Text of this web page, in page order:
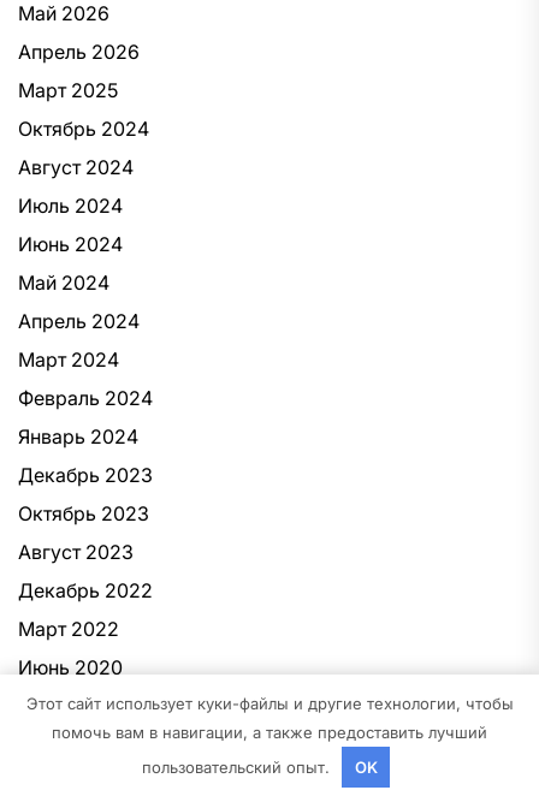
Май 2026
Апрель 2026
Март 2025
Октябрь 2024
Август 2024
Июль 2024
Июнь 2024
Май 2024
Апрель 2024
Март 2024
Февраль 2024
Январь 2024
Декабрь 2023
Октябрь 2023
Август 2023
Декабрь 2022
Март 2022
Июнь 2020
Май 2020
Декабрь 2019
Этот сайт использует куки-файлы и другие технологии, чтобы
помочь вам в навигации, а также предоставить лучший
пользовательский опыт.
OK